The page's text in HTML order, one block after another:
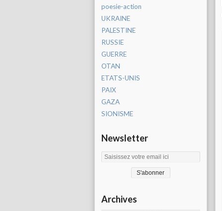
poesie-action
UKRAINE
PALESTINE
RUSSIE
GUERRE
OTAN
ETATS-UNIS
PAIX
GAZA
SIONISME
Newsletter
Archives